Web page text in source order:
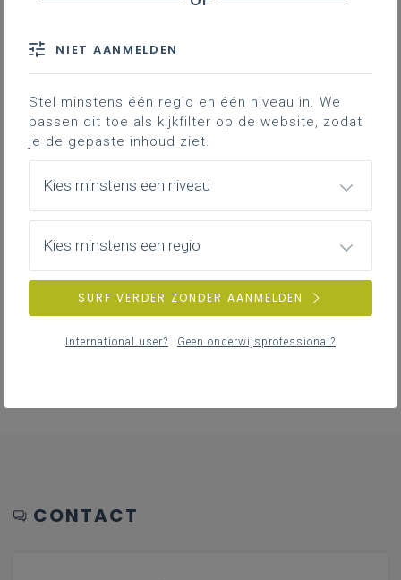
Hieronder vind je de ontwerpversie
van het leerplan
DOWNLOADS
VII-DoSp januari 25
PDF 906KB
CONTACT
NIET AANMELDEN
Stel minstens één regio en één niveau in. We
passen dit toe als kijkfilter op de website, zodat
je de gepaste inhoud ziet.
Kies minstens een niveau
Kies minstens een regio
SURF VERDER ZONDER AANMELDEN
International user? Geen onderwijsprofessional?